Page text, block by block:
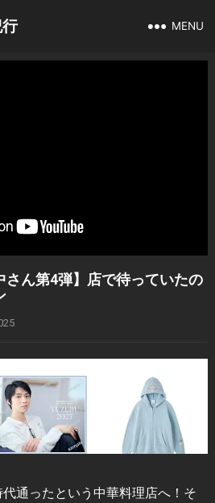
MENU
さん第4弾】店で待っていたの
通ったという中華料理店へ！そ